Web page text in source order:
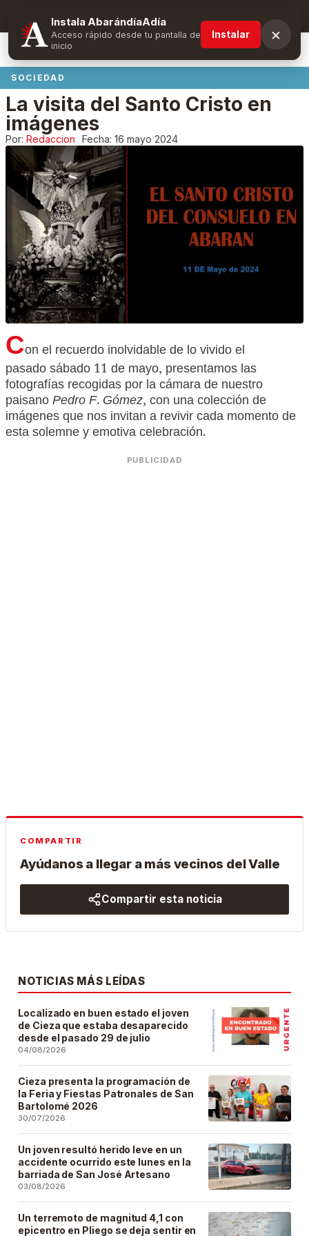
Suscríbete y obtén ventajas exclusivas
SOCIEDAD
La visita del Santo Cristo en
imágenes
Por: Redaccion Fecha: 16 mayo 2024
Con el recuerdo inolvidable de lo vivido el
pasado sábado 11 de mayo, presentamos las
fotografías recogidas por la cámara de nuestro
paisanoPedro F. Gómez, con una colección de
imágenes que nos invitan a revivir cada momento de
esta solemne y emotiva celebración.
PUBLICIDAD
COMPARTIR
Ayúdanos a llegar a más vecinos del Valle
Compartir esta noticia
NOTICIAS MÁS LEÍDAS
Localizado en buen estado el joven
de Cieza que estaba desaparecido
desde el pasado 29 de julio
04/08/2026
Cieza presenta la programación de
la Feria y Fiestas Patronales de San
Bartolomé 2026
30/07/2026
Un joven resultó herido leve en un
accidente ocurrido este lunes en la
barriada de San José Artesano
03/08/2026
Un terremoto de magnitud 4,1 con
epicentro en Pliego se deja sentir en
Instala AbarándíaAdía
Acceso rápido desde tu pantalla de
inicio
Instalar ×